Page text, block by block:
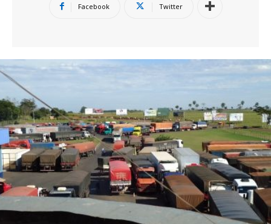
Facebook Twitter